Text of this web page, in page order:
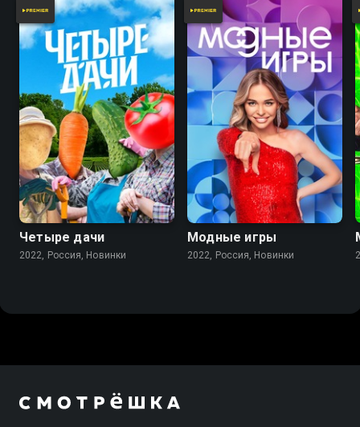
Четыре дачи
2022, Россия, Новинки
Модные игры
2022, Россия, Новинки